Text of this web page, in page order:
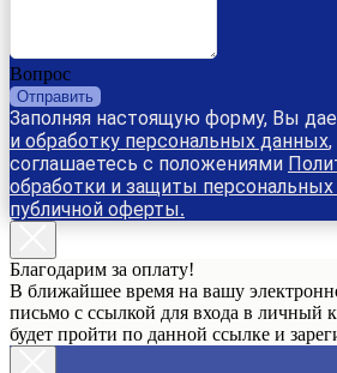
Вопрос
Отправить
Заполняя настоящую форму, Вы
и обработку персональных данных
соглашаетесь с положениями
обработки и защиты
публичной оферты.
Благодарим за оплату!
В ближайшее время на вашу
письмо с ссылкой для входа в личный
будет пройти по данной ссылке и